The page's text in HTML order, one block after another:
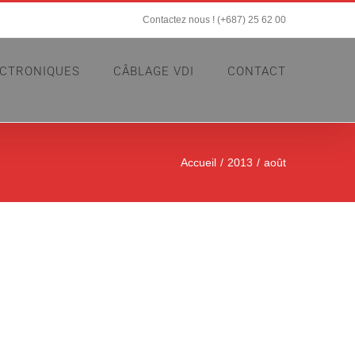
Contactez nous ! (+687) 25 62 00
CÂBLAGE VDI CONTACT
Accueil 2013 août